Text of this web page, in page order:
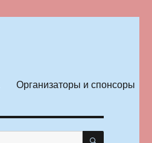
Организаторы и спонсоры
ПОИСК